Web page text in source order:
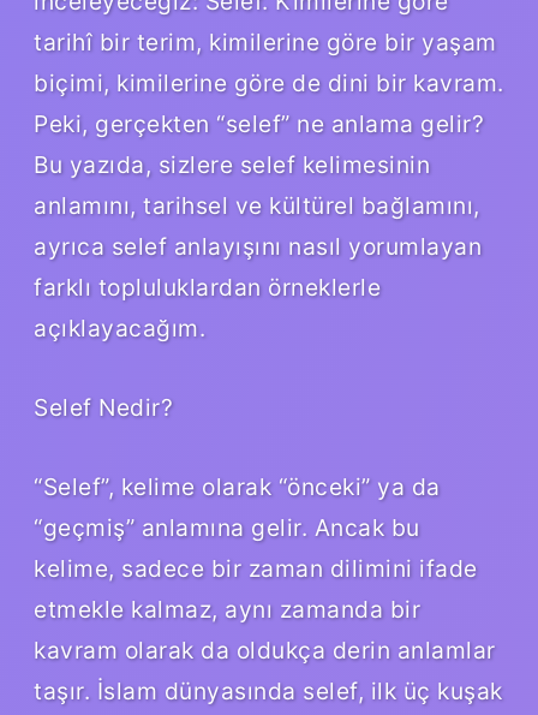
tarihî bir terim, kimilerine göre bir yaşam
biçimi, kimilerine göre de dini bir kavram.
Peki, gerçekten “selef” ne anlama gelir?
Bu yazıda, sizlere selef kelimesinin
anlamını, tarihsel ve kültürel bağlamını,
ayrıca selef anlayışını nasıl yorumlayan
farklı topluluklardan örneklerle
açıklayacağım.
Selef Nedir?
“Selef”, kelime olarak “önceki” ya da
“geçmiş” anlamına gelir. Ancak bu
kelime, sadece bir zaman dilimini ifade
etmekle kalmaz, aynı zamanda bir
kavram olarak da oldukça derin anlamlar
taşır. İslam dünyasında selef, ilk üç kuşak